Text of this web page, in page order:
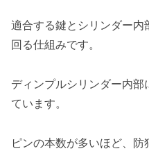
適合する鍵とシリンダー
回る仕組みです。
ディンプルシリンダー内部
ています。
ピンの本数が多いほど、防